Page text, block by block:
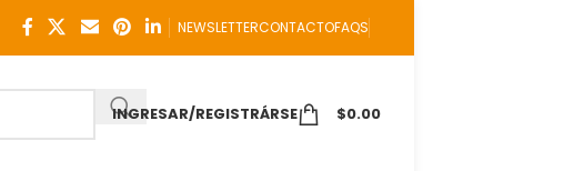
NEWSLETTERCONTACTOFAQS
INGRESAR/REGISTRÁRSE $0.00